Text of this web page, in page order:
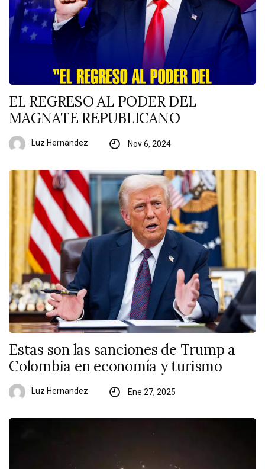
EL REGRESO AL PODER DEL
MAGNATE REPUBLICANO
Luz Hernandez Nov 6, 2024
Estas son las sanciones de Trump a
Colombia en economía y turismo
Luz Hernandez Ene 27, 2025